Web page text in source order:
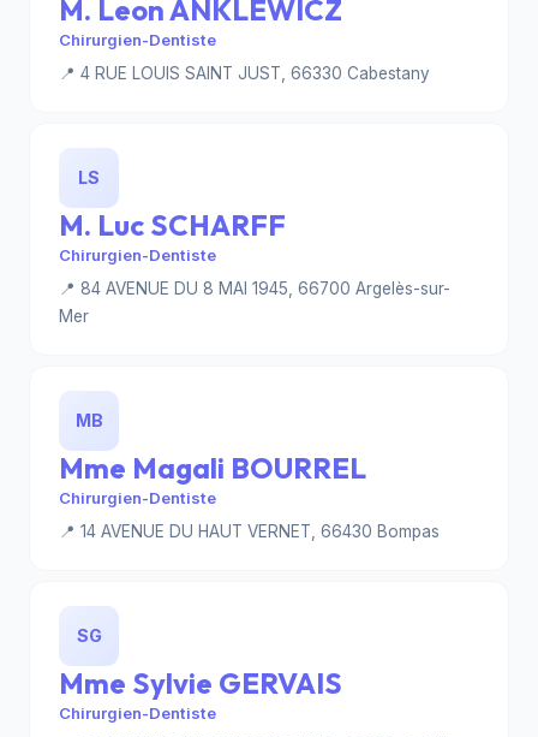
M. Leon ANKLEWICZ
Chirurgien-Dentiste
📍 4 RUE LOUIS SAINT JUST, 66330 Cabestany
LS
M. Luc SCHARFF
Chirurgien-Dentiste
📍 84 AVENUE DU 8 MAI 1945, 66700 Argelès-sur-
Mer
MB
Mme Magali BOURREL
Chirurgien-Dentiste
📍 14 AVENUE DU HAUT VERNET, 66430 Bompas
SG
Mme Sylvie GERVAIS
Chirurgien-Dentiste